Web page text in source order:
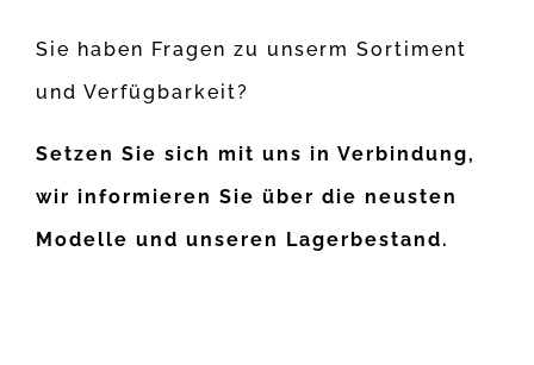
Sie haben Fragen zu unserm Sortiment
und Verfügbarkeit?
Setzen Sie sich mit uns in Verbindung,
wir informieren Sie über die neusten
Modelle und unseren Lagerbestand.